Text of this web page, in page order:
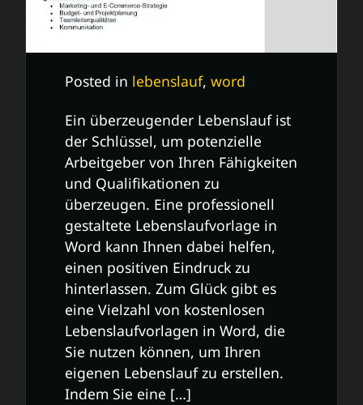
Posted in lebenslauf, word
Ein überzeugender Lebenslauf ist
der Schlüssel, um potenzielle
Arbeitgeber von Ihren Fähigkeiten
und Qualifikationen zu
überzeugen. Eine professionell
gestaltete Lebenslaufvorlage in
Word kann Ihnen dabei helfen,
einen positiven Eindruck zu
hinterlassen. Zum Glück gibt es
eine Vielzahl von kostenlosen
Lebenslaufvorlagen in Word, die
Sie nutzen können, um Ihren
eigenen Lebenslauf zu erstellen.
Indem Sie eine […]